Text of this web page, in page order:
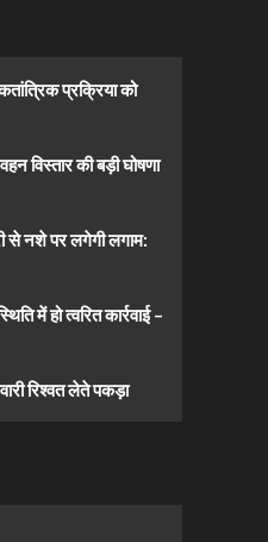
प्रक्रिया को
विस्तार की बड़ी घोषणा
से नशे पर लगेगी लगाम:
में हो त्वरित कार्रवाई –
रिश्वत लेते पकड़ा